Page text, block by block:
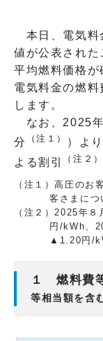
本日、電気料
値が公表され
平均燃料価格
電気料金の燃
します。
なお、2025年
分
（注１）
）よ
よる割引
（注２）
（注１）高圧のお
客さまに
（注２）2025年
円/kWh、
▲1.20円/
１ 燃料費
等相当額を含